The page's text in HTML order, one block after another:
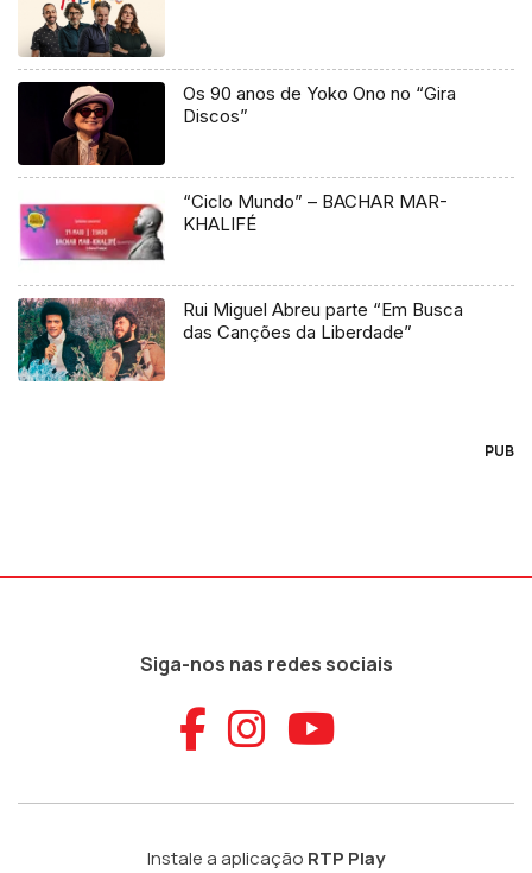
Os 90 anos de Yoko Ono no “Gira
Discos”
“Ciclo Mundo” – BACHAR MAR-
KHALIFÉ
Rui Miguel Abreu parte “Em Busca
das Canções da Liberdade”
PUB
Siga-nos nas redes sociais
Aceder ao
Aceder ao
Aceder
Instale a aplicação RTP Play